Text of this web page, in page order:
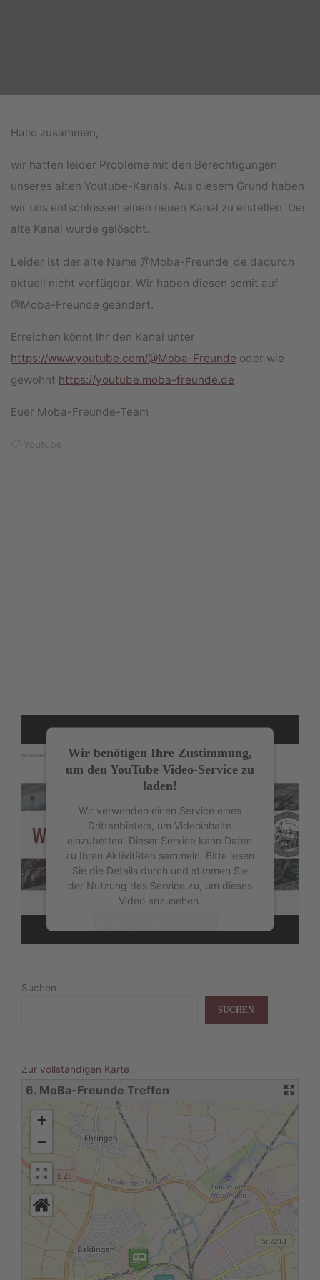
Hallo zusammen,
wir hatten leider Probleme mit den Berechtigungen
unseres alten Youtube-Kanals. Aus diesem Grund haben
wir uns entschlossen einen neuen Kanal zu erstellen. Der
alte Kanal wurde gelöscht.
Leider ist der alte Name @Moba-Freunde_de dadurch
aktuell nicht verfügbar. Wir haben diesen somit auf
@Moba-Freunde geändert.
Erreichen könnt Ihr den Kanal unter
https://www.youtube.com/@Moba-Freunde oder wie
gewohnt https://youtube.moba-freunde.de
Euer Moba-Freunde-Team
Youtube
Wir benötigen Ihre Zustimmung,
um den YouTube Video-Service zu
laden!
Wir verwenden einen Service eines
Drittanbieters, um Videoinhalte
einzubetten. Dieser Service kann Daten
zu Ihren Aktivitäten sammeln. Bitte lesen
Sie die Details durch und stimmen Sie
der Nutzung des Service zu, um dieses
Video anzusehen.
eRecht24
Suchen
SUCHEN
Zur vollständigen Karte
6. MoBa-Freunde Treffen
+
−